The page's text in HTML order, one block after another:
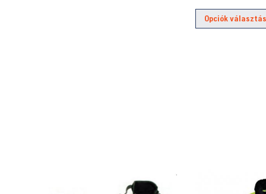
Opciók